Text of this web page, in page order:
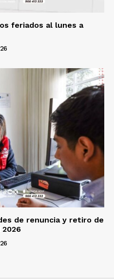
feriados al lunes a
de renuncia y retiro de
2026